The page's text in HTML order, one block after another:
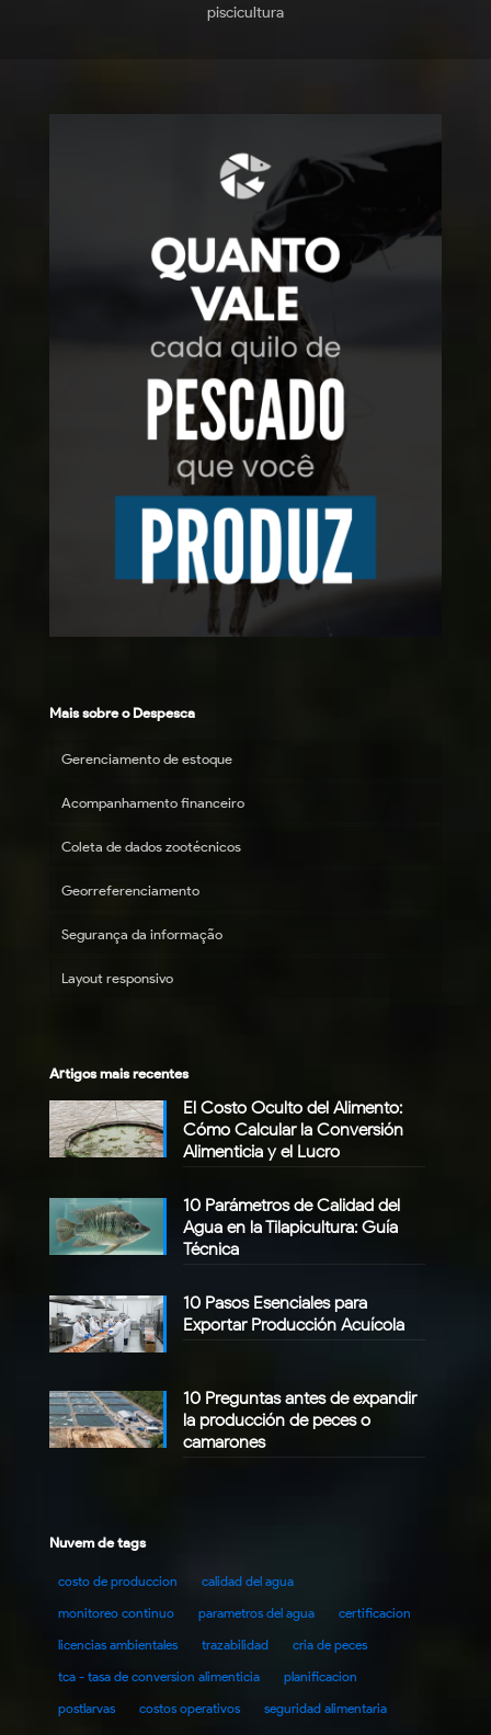
piscicultura
Mais sobre o Despesca
Gerenciamento de estoque
Acompanhamento financeiro
Coleta de dados zootécnicos
Georreferenciamento
Segurança da informação
Layout responsivo
Artigos mais recentes
El Costo Oculto del Alimento:
Cómo Calcular la Conversión
Alimenticia y el Lucro
10 Parámetros de Calidad del
Agua en la Tilapicultura: Guía
Técnica
10 Pasos Esenciales para
Exportar Producción Acuícola
10 Preguntas antes de expandir
la producción de peces o
camarones
Nuvem de tags
costo de produccion
calidad del agua
monitoreo continuo
parametros del agua
certificacion
licencias ambientales
trazabilidad
cria de peces
tca - tasa de conversion alimenticia
planificacion
postlarvas
costos operativos
seguridad alimentaria